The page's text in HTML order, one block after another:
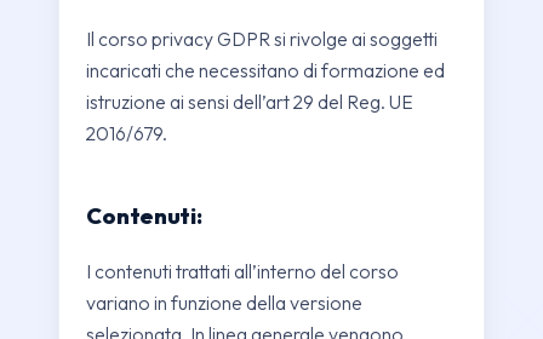
Il corso privacy GDPR si rivolge ai soggetti
incaricati che necessitano di formazione ed
istruzione ai sensi dell’art 29 del Reg. UE
2016/679.
Contenuti:
I contenuti trattati all’interno del corso
variano in funzione della versione